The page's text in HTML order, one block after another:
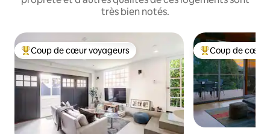
très bien notés.
Coup de cœur voyageurs parmi les plus aimés
Coup de cœur voyageurs Coup de cœur
Coup de cœur